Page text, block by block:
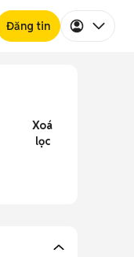
Đăng tin
Xoá
lọc